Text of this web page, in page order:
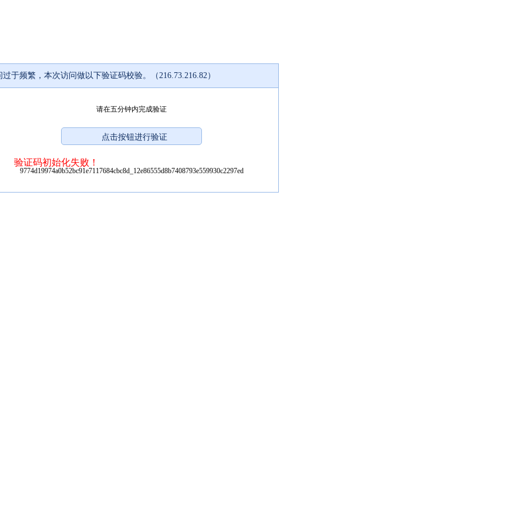
过于频繁，本次访问做以下验证码校验。（216.73.216.82）
请在五分钟内完成验证
验证码初始化失败！
9774d19974a0b52bc91e7117684cbc8d_12e86555d8b7408793e559930c2297ed